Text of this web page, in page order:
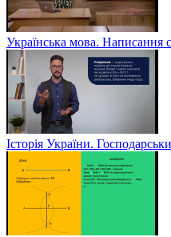
Українська мова. Написання
Історія України.